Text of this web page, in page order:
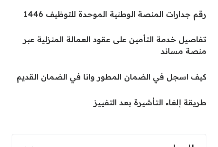
رقم جدارات المنصة الوطنية الموحدة للتوظيف 1446
تفاصيل خدمة التأمين على عقود العمالة المنزلية عبر
منصة مساند
كيف اسجل في الضمان المطور وانا في الضمان القديم
طريقة إلغاء التأشيرة بعد التفييز